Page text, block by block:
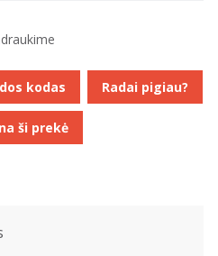
kodas Radai pigiau?
ši prekė